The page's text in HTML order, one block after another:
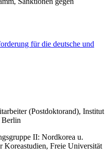
für die deutsche und
(Postdoktorand), Institut
Berlin
II: Nordkorea u.
Koreastudien, Freie Universität